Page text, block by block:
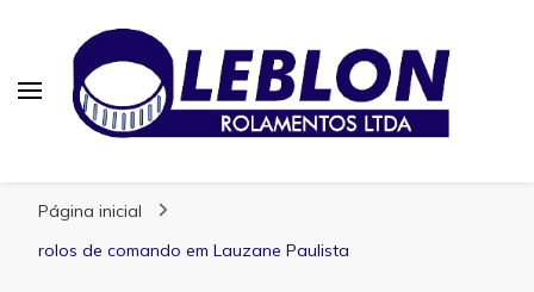
Página inicial
rolos de comando em Lauzane Paulista